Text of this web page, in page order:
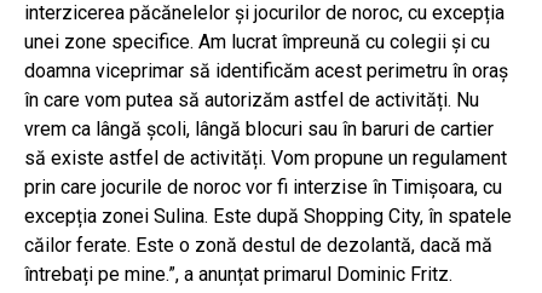
interzicerea păcănelelor și jocurilor de noroc, cu excepția
unei zone specifice. Am lucrat împreună cu colegii și cu
doamna viceprimar să identificăm acest perimetru în oraș
în care vom putea să autorizăm astfel de activități. Nu
vrem ca lângă școli, lângă blocuri sau în baruri de cartier
să existe astfel de activități. Vom propune un regulament
prin care jocurile de noroc vor fi interzise în Timișoara, cu
excepția zonei Sulina. Este după Shopping City, în spatele
căilor ferate. Este o zonă destul de dezolantă, dacă mă
întrebați pe mine.”, a anunțat primarul Dominic Fritz.